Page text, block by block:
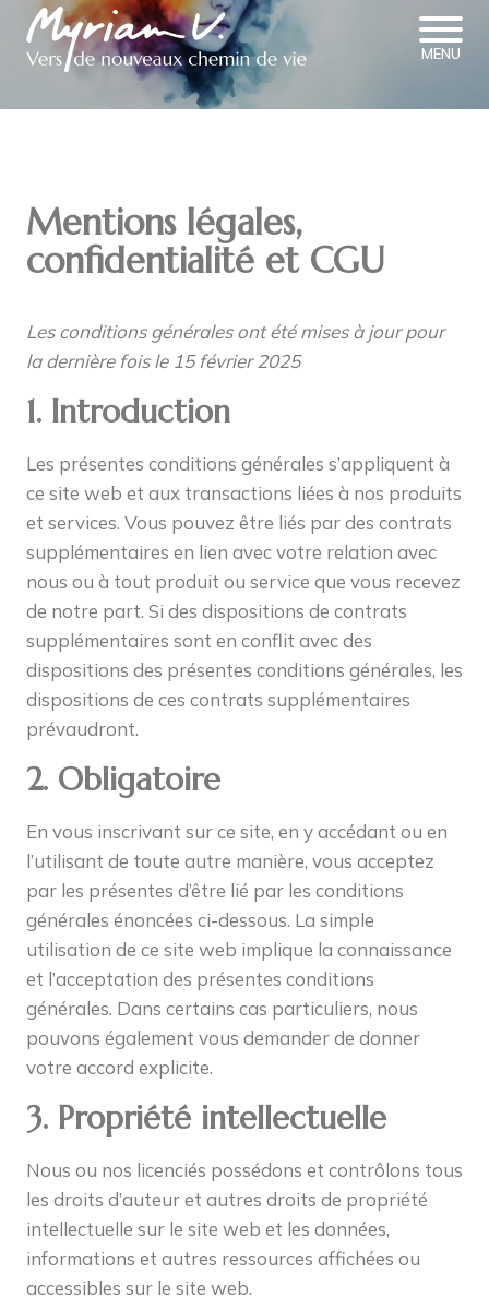
MENU
Mentions légales,
confidentialité et CGU
Les conditions générales ont été mises à jour pour
la dernière fois le 15 février 2025
1. Introduction
Les présentes conditions générales s’appliquent à
ce site web et aux transactions liées à nos produits
et services. Vous pouvez être liés par des contrats
supplémentaires en lien avec votre relation avec
nous ou à tout produit ou service que vous recevez
de notre part. Si des dispositions de contrats
supplémentaires sont en conflit avec des
dispositions des présentes conditions générales, les
dispositions de ces contrats supplémentaires
prévaudront.
2. Obligatoire
En vous inscrivant sur ce site, en y accédant ou en
l’utilisant de toute autre manière, vous acceptez
par les présentes d’être lié par les conditions
générales énoncées ci-dessous. La simple
utilisation de ce site web implique la connaissance
et l’acceptation des présentes conditions
générales. Dans certains cas particuliers, nous
pouvons également vous demander de donner
votre accord explicite.
3. Propriété intellectuelle
Nous ou nos licenciés possédons et contrôlons tous
les droits d’auteur et autres droits de propriété
intellectuelle sur le site web et les données,
informations et autres ressources affichées ou
accessibles sur le site web.